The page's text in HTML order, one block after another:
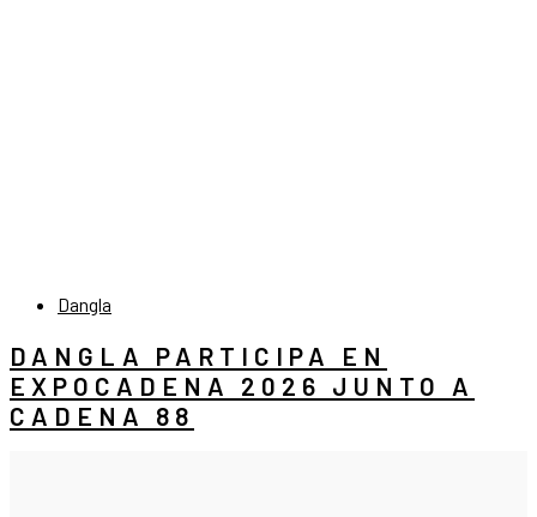
Dangla
DANGLA PARTICIPA EN
EXPOCADENA 2026 JUNTO A
CADENA 88